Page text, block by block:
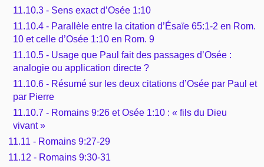
11.10.3 - Sens exact d’Osée 1:10
11.10.4 - Parallèle entre la citation d’Ésaïe 65:1-2 en Rom.
10 et celle d’Osée 1:10 en Rom. 9
11.10.5 - Usage que Paul fait des passages d’Osée :
analogie ou application directe ?
11.10.6 - Résumé sur les deux citations d’Osée par Paul et
par Pierre
11.10.7 - Romains 9:26 et Osée 1:10 : « fils du Dieu
vivant »
11.11 - Romains 9:27-29
11.12 - Romains 9:30-31